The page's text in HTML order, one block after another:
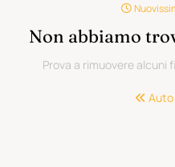
Non abbiamo
Prova a rimuovere alcuni
Auto